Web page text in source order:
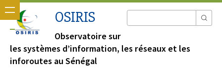
OSIRIS
Observatoire sur
les systèmes d’information, les réseaux et les
inforoutes au Sénégal